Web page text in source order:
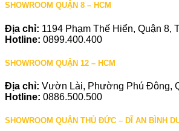
SHOWROOM QUẬN 8 – HCM
Địa chỉ: 1194 Phạm Thế Hiển, Quận 8,
Hotline: 0899.400.400
SHOWROOM QUẬN 12 – HCM
Địa chỉ: Vườn Lài, Phường Phú Đông,
Hotline: 0886.500.500
SHOWROOM QUẬN THỦ ĐỨC – DĨ AN BÌNH